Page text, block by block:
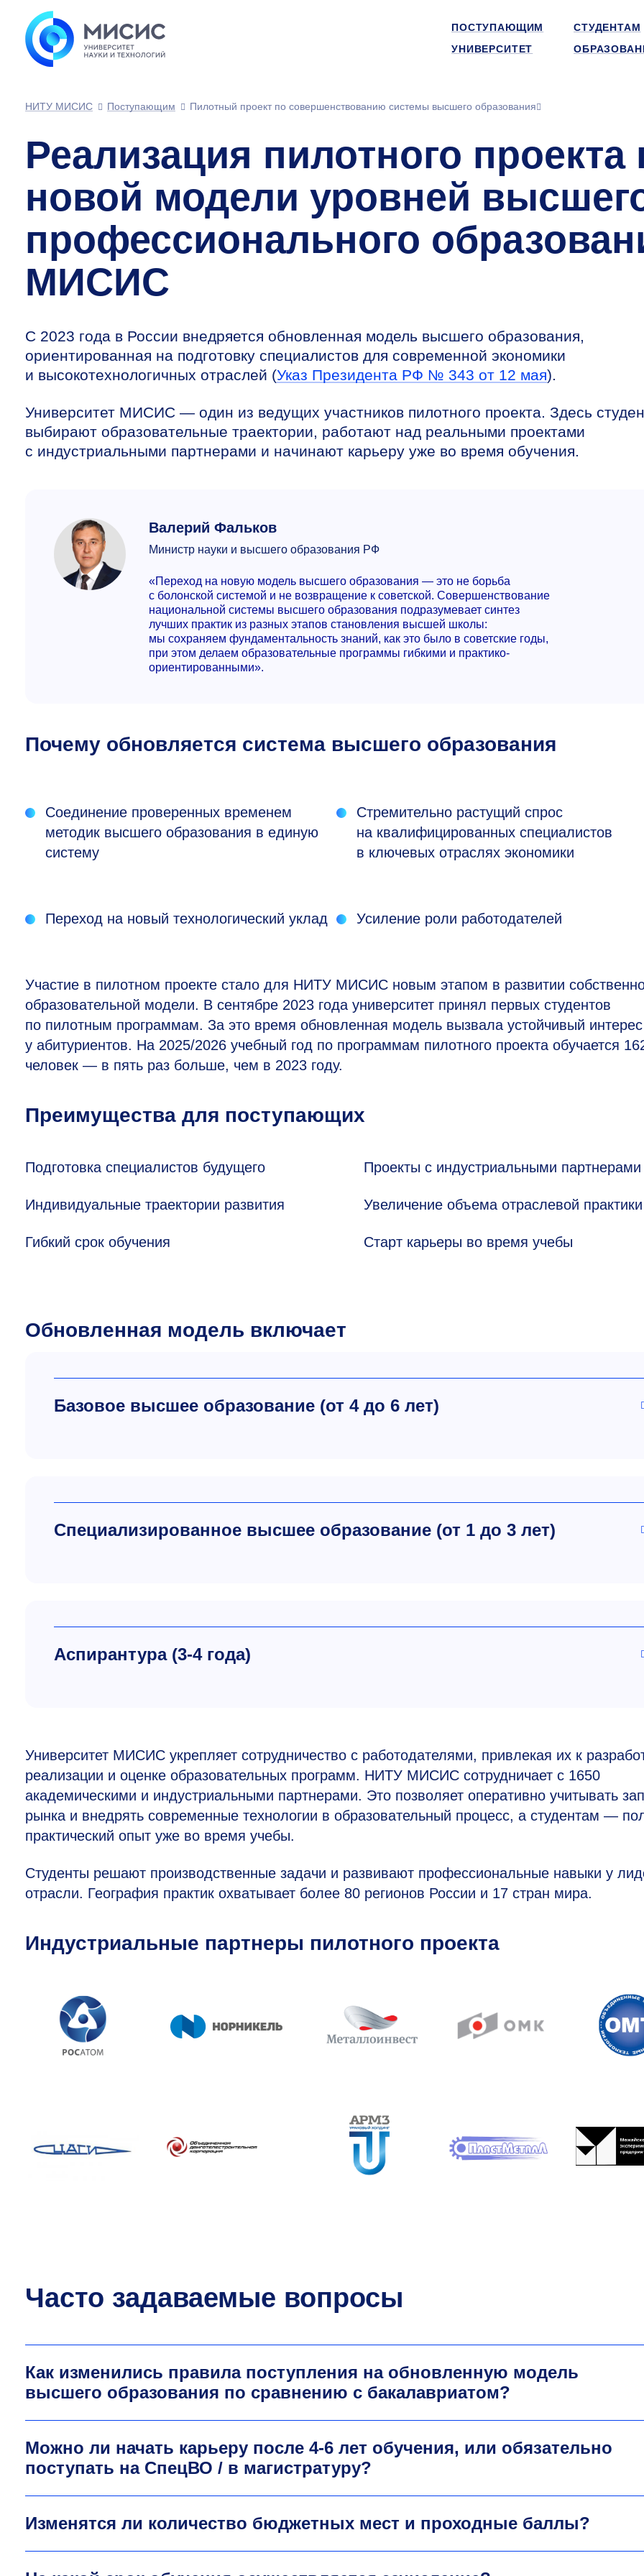
ПОСТУПАЮЩИМ СТУДЕНТАМ
УНИВЕРСИТЕТ
НИТУ МИСИС
Поступающим Пилотный проект по совершенствованию системы высшего образования
Реализация пилотного
новой модели уровней
профессионального
МИСИС
С 2023 года в России внедряется обновленная модель высшего образования,
ориентированная на подготовку специалистов для современной экономики
и высокотехнологичных отраслей (Указ Президента РФ № 343 от 12 мая).
Университет МИСИС — один из ведущих участников пилотного проекта. Здесь
выбирают образовательные траектории, работают над реальными проектами
с индустриальными партнерами и начинают карьеру уже во время обучения.
Валерий Фальков
Министр науки и высшего образования РФ
«Переход на новую модель высшего образования — это не борьба
с болонской системой и не возвращение к советской. Совершенствование
национальной системы высшего образования подразумевает синтез
лучших практик из разных этапов становления высшей школы:
мы сохраняем фундаментальность знаний, как это было в советские годы,
при этом делаем образовательные программы гибкими и практико-
ориентированными».
Почему обновляется система высшего образования
Соединение проверенных временем
методик высшего образования в единую
систему
Стремительно растущий спрос
на квалифицированных специалистов
в ключевых отраслях экономики
Переход на новый технологический уклад Усиление роли работодателей
Участие в пилотном проекте стало для НИТУ МИСИС новым этапом в развитии
образовательной модели. В сентябре 2023 года университет принял первых студентов
по пилотным программам. За это время обновленная модель вызвала устойчивый интерес
у абитуриентов. На 2025/2026 учебный год по программам пилотного проекта обучается
человек — в пять раз больше, чем в 2023 году.
Преимущества для поступающих
Подготовка специалистов будущего
Индивидуальные траектории развития
Гибкий срок обучения
Проекты с индустриальными партнерами
Увеличение объема отраслевой практики
Старт карьеры во время учебы
Обновленная модель включает
Базовое высшее образование (от 4 до 6 лет)
Специализированное высшее образование (от 1 до 3 лет)
Аспирантура (3-4 года)
Университет МИСИС укрепляет сотрудничество с работодателями, привлекая их к
реализации и оценке образовательных программ. НИТУ МИСИС сотрудничает с 1650
академическими и индустриальными партнерами. Это позволяет оперативно учитывать
рынка и внедрять современные технологии в образовательный процесс, а студентам —
практический опыт уже во время учебы.
Студенты решают производственные задачи и развивают профессиональные навыки у
отрасли. География практик охватывает более 80 регионов России и 17 стран мира.
Индустриальные партнеры пилотного проекта
Часто задаваемые вопросы
Как изменились правила поступления на обновленную модель
высшего образования по сравнению с бакалавриатом?
Можно ли начать карьеру после 4-6 лет обучения, или обязательно
поступать на СпецВО / в магистратуру?
Изменятся ли количество бюджетных мест и проходные баллы?